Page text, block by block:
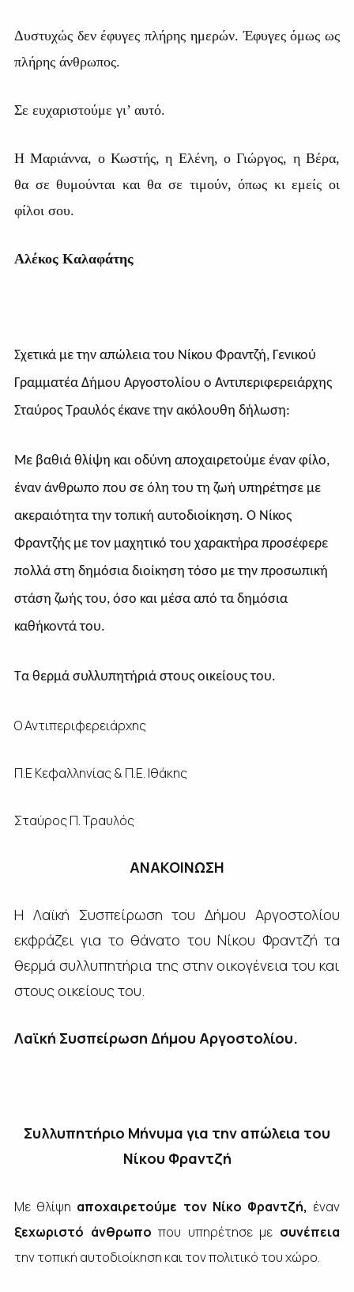
Δυστυχώς δεν έφυγες πλήρης ημερών. Έφυγες όμως ως
πλήρης άνθρωπος.
Σε ευχαριστούμε γι’ αυτό.
Η Μαριάννα, ο Κωστής, η Ελένη, ο Γιώργος, η Βέρα,
θα σε θυμούνται και θα σε τιμούν, όπως κι εμείς οι
φίλοι σου.
Αλέκος Καλαφάτης
Σχετικά με την απώλεια του Νίκου Φραντζή, Γενικού
Γραμματέα Δήμου Αργοστολίου ο Αντιπεριφερειάρχης
Σταύρος Τραυλός έκανε την ακόλουθη δήλωση:
Με βαθιά θλίψη και οδύνη αποχαιρετούμε έναν φίλο,
έναν άνθρωπο που σε όλη του τη ζωή υπηρέτησε με
ακεραιότητα την τοπική αυτοδιοίκηση. Ο Νίκος
Φραντζής με τον μαχητικό του χαρακτήρα προσέφερε
πολλά στη δημόσια διοίκηση τόσο με την προσωπική
στάση ζωής του, όσο και μέσα από τα δημόσια
καθήκοντά του.
Τα θερμά συλλυπητήριά στους οικείους του.
Ο Αντιπεριφερειάρχης
Π.Ε Κεφαλληνίας & Π.Ε. Ιθάκης
Σταύρος Π. Τραυλός
ΑΝΑΚΟΙΝΩΣΗ
Η Λαϊκή Συσπείρωση του Δήμου Αργοστολίου
εκφράζει για το θάνατο του Νίκου Φραντζή τα
θερμά συλλυπητήρια της στην οικογένεια του και
στους οικείους του.
Λαϊκή Συσπείρωση Δήμου Αργοστολίου.
Συλλυπητήριο Μήνυμα για την απώλεια του
Νίκου Φραντζή
Με θλίψη αποχαιρετούμε τον Νίκο Φραντζή, έναν
ξεχωριστό άνθρωπο που υπηρέτησε με συνέπεια
την τοπική αυτοδιοίκηση και τον πολιτικό του χώρο.